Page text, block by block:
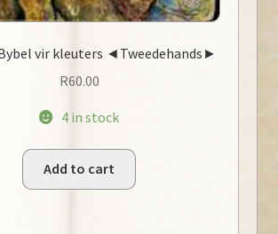
vir kleuters ◄Tweedehands►
R60.00
4 in stock
Add to cart